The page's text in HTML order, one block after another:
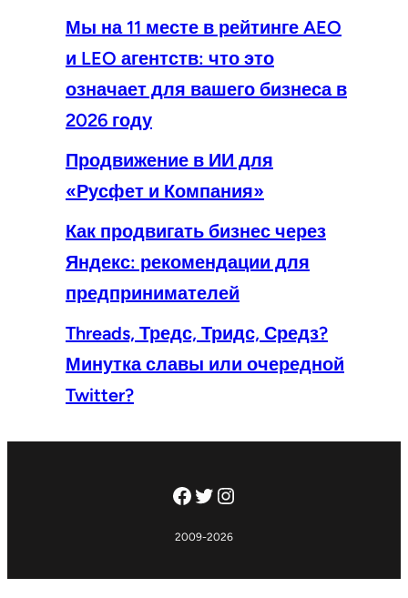
Мы на 11 месте в рейтинге AEO
и LEO агентств: что это
означает для вашего бизнеса в
2026 году
Продвижение в ИИ для
«Русфет и Компания»
Как продвигать бизнес через
Яндекс: рекомендации для
предпринимателей
Threads, Тредс, Тридс, Средз?
Минутка славы или очередной
Twitter?
Facebook
Twitter
Instagram
2009-2026